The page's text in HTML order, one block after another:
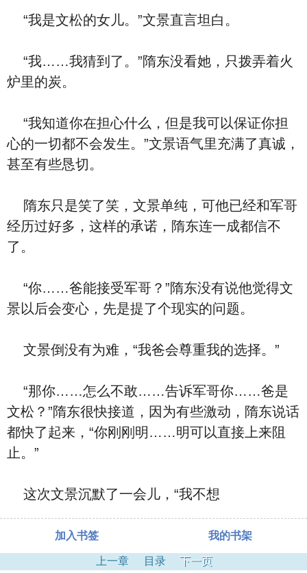
“我是文松的女儿。”文景直言坦白。
“我……我猜到了。”隋东没看她，只拨弄着火
炉里的炭。
“我知道你在担心什么，但是我可以保证你担
心的一切都不会发生。”文景语气里充满了真诚，
甚至有些恳切。
隋东只是笑了笑，文景单纯，可他已经和军哥
经历过好多，这样的承诺，隋东连一成都信不
了。
“你……爸能接受军哥？”隋东没有说他觉得文
景以后会变心，先是提了个现实的问题。
文景倒没有为难，“我爸会尊重我的选择。”
“那你……怎么不敢……告诉军哥你……爸是
文松？”隋东很快接道，因为有些激动，隋东说话
都快了起来，“你刚刚明……明可以直接上来阻
止。”
这次文景沉默了一会儿，“我不想
加入书签 我的书架
上一章 目录 下一页